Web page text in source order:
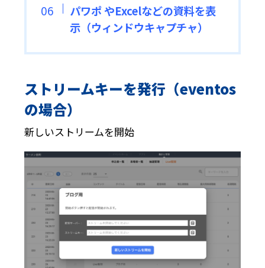
パワポ やExcelなどの資料を表
示（ウィンドウキャプチャ）
ストリームキーを発行（eventos
の場合）
新しいストリームを開始